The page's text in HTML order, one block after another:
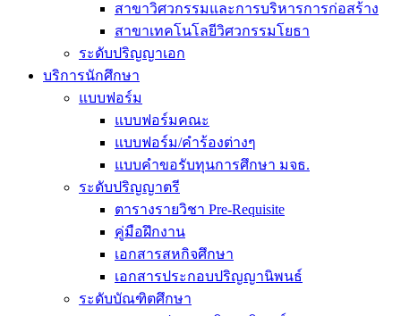
สาขาวิศวกรรมและการบริหารการก่อสร้าง
สาขาเทคโนโลยีวิศวกรรมโยธา
ระดับปริญญาเอก
บริการนักศึกษา
แบบฟอร์ม
แบบฟอร์มคณะ
แบบฟอร์ม/คำร้องต่างๆ
แบบคำขอรับทุนการศึกษา มจธ.
ระดับปริญญาตรี
ตารางรายวิชา Pre-Requisite
คู่มือฝึกงาน
เอกสารสหกิจศึกษา
เอกสารประกอบปริญญานิพนธ์
ระดับบัณฑิตศึกษา